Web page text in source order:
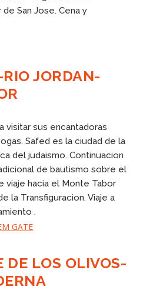
San Jose. Cena y
JORDAN-
visitar sus encantadoras
Safed es la ciudad de la
del judaismo. Continuacion
de bautismo sobre el
viaje hacia el Monte Tabor
la Transfiguracion. Viaje a
.
GATE
DE LOS OLIVOS-